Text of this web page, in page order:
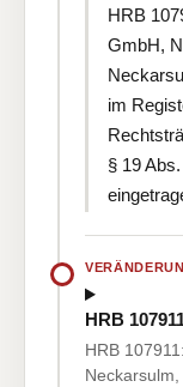
HRB
GmbH,
im
§ 19
HRB
HRB